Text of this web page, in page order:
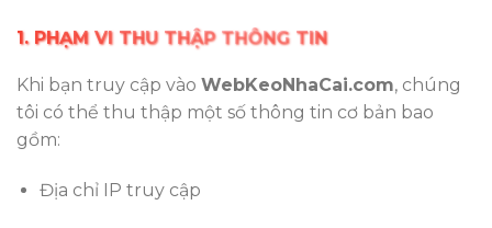
1. PHẠM VI THU THẬP THÔNG TIN
Khi bạn truy cập vào WebKeoNhaCai.com, chúng
tôi có thể thu thập một số thông tin cơ bản bao
gồm:
Địa chỉ IP truy cập